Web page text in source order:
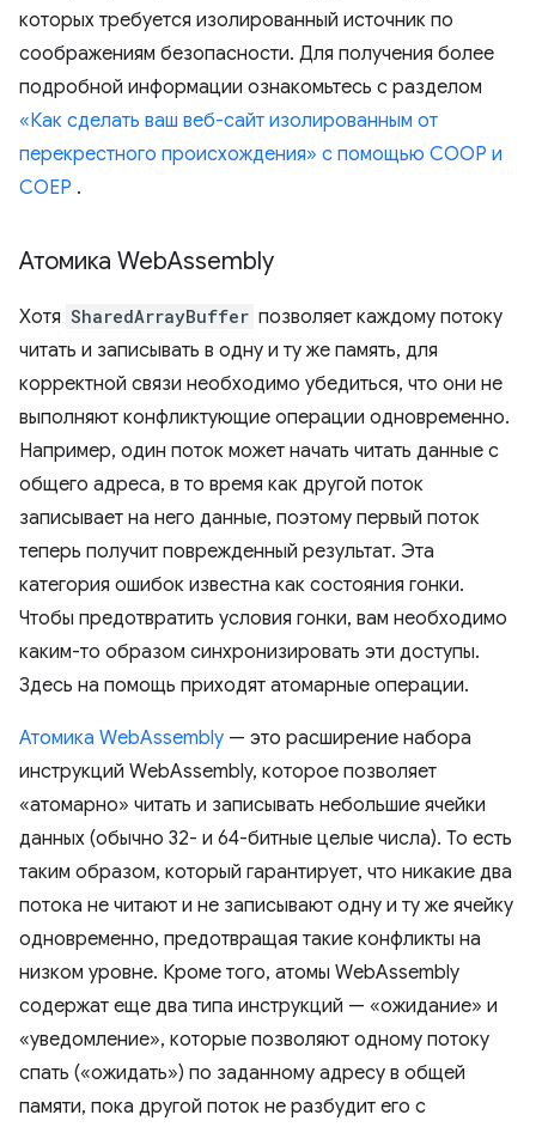
которых требуется изолированный источник по
соображениям безопасности. Для получения более
подробной информации ознакомьтесь с разделом
«Как сделать ваш веб-сайт изолированным от
перекрестного происхождения» с помощью COOP и
COEP .
Атомика WebAssembly
Хотя SharedArrayBuffer позволяет каждому потоку
читать и записывать в одну и ту же память, для
корректной связи необходимо убедиться, что они не
выполняют конфликтующие операции одновременно.
Например, один поток может начать читать данные с
общего адреса, в то время как другой поток
записывает на него данные, поэтому первый поток
теперь получит поврежденный результат. Эта
категория ошибок известна как состояния гонки.
Чтобы предотвратить условия гонки, вам необходимо
каким-то образом синхронизировать эти доступы.
Здесь на помощь приходят атомарные операции.
Атомика WebAssembly — это расширение набора
инструкций WebAssembly, которое позволяет
«атомарно» читать и записывать небольшие ячейки
данных (обычно 32- и 64-битные целые числа). То есть
таким образом, который гарантирует, что никакие два
потока не читают и не записывают одну и ту же ячейку
одновременно, предотвращая такие конфликты на
низком уровне. Кроме того, атомы WebAssembly
содержат еще два типа инструкций — «ожидание» и
«уведомление», которые позволяют одному потоку
спать («ожидать») по заданному адресу в общей
памяти, пока другой поток не разбудит его с